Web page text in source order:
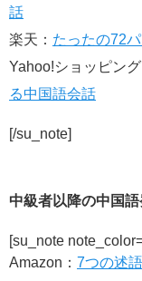
話
楽天： たったの72
Yahoo!ショッピング
る中国語会話
[/su_note]
中級者以降の中国
[su_note
Amazon： 7つの述